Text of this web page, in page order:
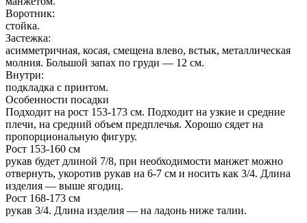
Воротник:
стойка.
Застежка:
асимметричная, косая, смещена влево, встык, металлическая
молния. Большой запах по груди — 12 см.
Внутри:
подкладка с принтом.
Особенности посадки
Подходит на рост 153-173 см. Подходит на узкие и средние
плечи, на средний объем предплечья. Хорошо сядет на
пропорциональную фигуру.
Рост 153-160 см
рукав будет длиной 7/8, при необходимости манжет можно
отвернуть, укоротив рукав на 6-7 см и носить как 3/4. Длина
изделия — выше ягодиц.
Рост 168-173 см
рукав 3/4. Длина изделия — на ладонь ниже талии.